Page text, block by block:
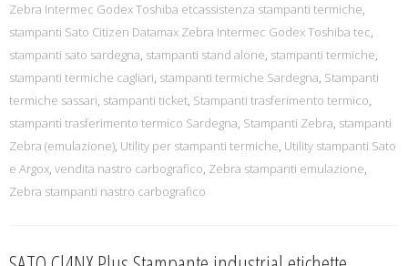
Zebra Intermec Godex Toshiba etcassistenza stampanti termiche,
stampanti Sato Citizen Datamax Zebra Intermec Godex Toshiba tec,
stampanti sato sardegna, stampanti stand alone, stampanti termiche,
stampanti termiche cagliari, stampanti termiche Sardegna, Stampanti
termiche sassari, stampanti ticket, Stampanti trasferimento termico,
stampanti trasferimento termico Sardegna, Stampanti Zebra, stampanti
Zebra (emulazione), Utility per stampanti termiche, Utility stampanti Sato
e Argox, vendita nastro carbografico, Zebra stampanti emulazione,
Zebra stampanti nastro carbografico